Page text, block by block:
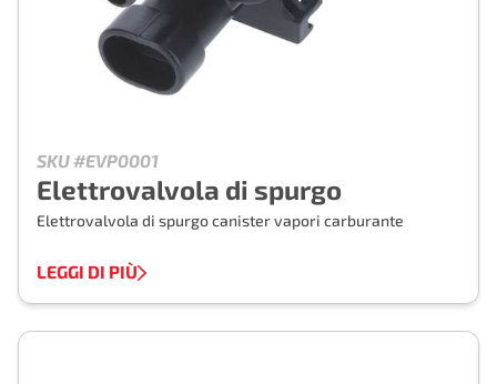
SKU #EVP0001
Elettrovalvola di spurgo
Elettrovalvola di spurgo canister vapori carburante
LEGGI DI PIÙ